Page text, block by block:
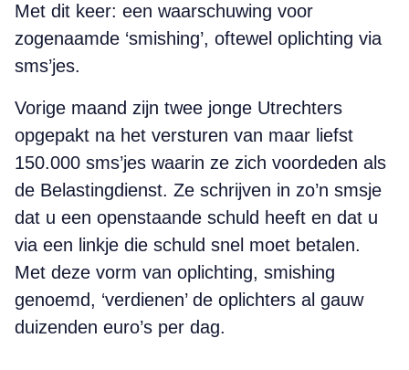
Met dit keer: een waarschuwing voor
zogenaamde ‘smishing’, oftewel oplichting via
sms’jes.
Vorige maand zijn twee jonge Utrechters
opgepakt na het versturen van maar liefst
150.000 sms’jes waarin ze zich voordeden als
de Belastingdienst. Ze schrijven in zo’n smsje
dat u een openstaande schuld heeft en dat u
via een linkje die schuld snel moet betalen.
Met deze vorm van oplichting, smishing
genoemd, ‘verdienen’ de oplichters al gauw
duizenden euro’s per dag.